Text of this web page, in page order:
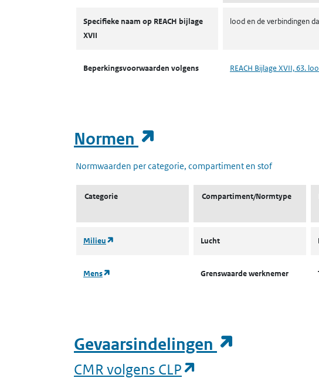
Specifieke naam op REACH bijlage
XVII
lood en de verbindingen
Beperkingsvoorwaarden volgens REACH Bijlage XVII, 63.
Normen
Normwaarden per categorie, compartiment en stof
Categorie Compartiment/Normtype
Milieu (opent in een nieuw tabblad)
Lucht
Mens (opent in een nieuw tabblad)Grenswaarde werknemer
Gevaarsindelingen
CMR volgens CLP